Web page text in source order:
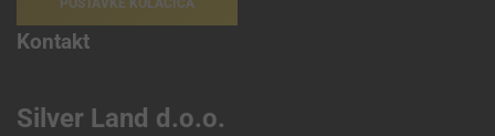
POSTAVKE KOLAČIĆA
Kontakt
Silver Land d.o.o.